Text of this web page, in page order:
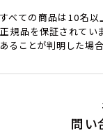
すべての商品は10名以
正規品を保証されてい
あることが判明した場
問い